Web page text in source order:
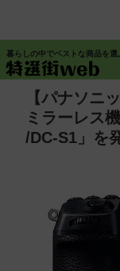
暮らしの中でベストな商品を選
【パナソニ
ミラーレス
/DC-S1」を